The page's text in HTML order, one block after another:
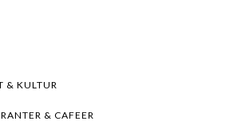
& KULTUR
& CAFEER